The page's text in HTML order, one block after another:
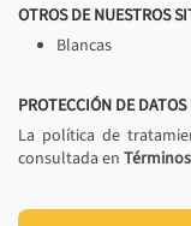
OTROS DE NUESTROS
Blancas
PROTECCIÓN DE
La política de
consultada en